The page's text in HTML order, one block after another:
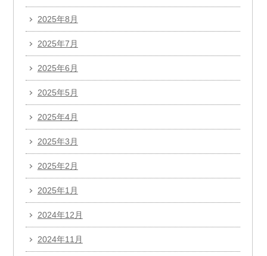
2025年8月
2025年7月
2025年6月
2025年5月
2025年4月
2025年3月
2025年2月
2025年1月
2024年12月
2024年11月